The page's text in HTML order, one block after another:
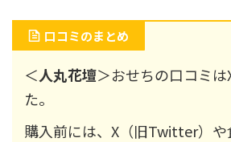
口コミのまとめ
＜人丸花壇＞おせちの口コミ
た。
購入前には、X（旧Twitter）